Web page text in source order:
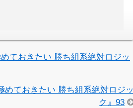
ておきたい 勝ち組系絶対ロジッ
ておきたい 勝ち組系絶対ロジッ
ク』93